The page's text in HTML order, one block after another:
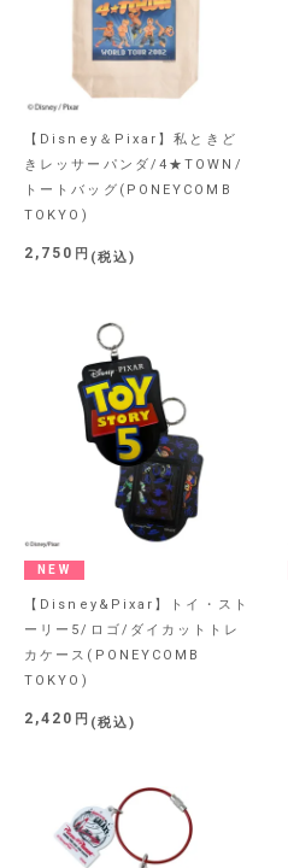
【Disney＆Pixar】私ときど
きレッサーパンダ/4★TOWN/
トートバッグ(PONEYCOMB
TOKYO)
2,750 税込
NEW
【Disney&Pixar】トイ・スト
ーリー5/ロゴ/ダイカットトレ
カケース(PONEYCOMB
TOKYO)
2,420 税込